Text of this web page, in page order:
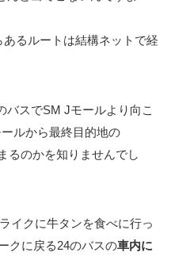
あるルートは結構ネットで経
バスでSM Jモールより向こ
ルから最終目的地の
るのかを知りませんでし
イクに牛タンを食べに行っ
クに戻る24のバスの車内に